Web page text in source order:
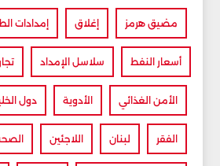
مضيق هرمز إغلاق إمدادات
أسعار النفط سلاسل الإمداد
الأمن الغذائي الأدوية دول
الفقر لبنان اللاجئين